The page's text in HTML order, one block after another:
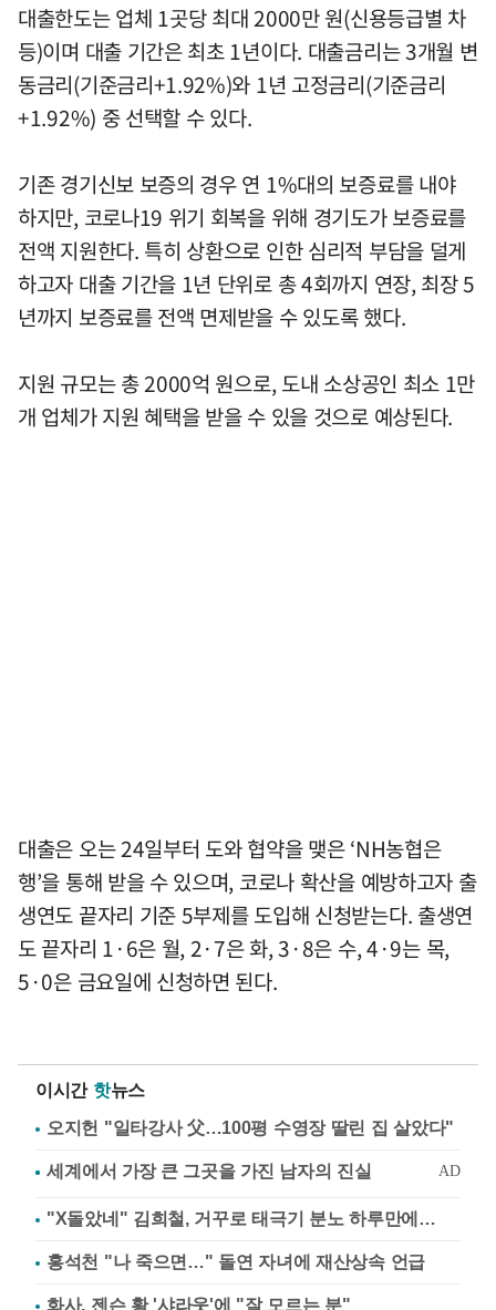
대출한도는 업체 1곳당 최대 2000만 원(신용등급별 차
등)이며 대출 기간은 최초 1년이다. 대출금리는 3개월 변
동금리(기준금리+1.92%)와 1년 고정금리(기준금리
+1.92%) 중 선택할 수 있다.
기존 경기신보 보증의 경우 연 1%대의 보증료를 내야
하지만, 코로나19 위기 회복을 위해 경기도가 보증료를
전액 지원한다. 특히 상환으로 인한 심리적 부담을 덜게
하고자 대출 기간을 1년 단위로 총 4회까지 연장, 최장 5
년까지 보증료를 전액 면제받을 수 있도록 했다.
지원 규모는 총 2000억 원으로, 도내 소상공인 최소 1만
개 업체가 지원 혜택을 받을 수 있을 것으로 예상된다.
대출은 오는 24일부터 도와 협약을 맺은 ‘NH농협은
행’을 통해 받을 수 있으며, 코로나 확산을 예방하고자 출
생연도 끝자리 기준 5부제를 도입해 신청받는다. 출생연
도 끝자리 1·6은 월, 2·7은 화, 3·8은 수, 4·9는 목,
5·0은 금요일에 신청하면 된다.
이시간 핫뉴스
오지헌 "일타강사 父…100평 수영장 딸린 집 살았다"
"X돌았네" 김희철, 거꾸로 태극기 분노 하루만에…
홍석천 "나 죽으면…" 돌연 자녀에 재산상속 언급
화사, 젠슨 황 '샤라웃'에 "잘 모르는 분"